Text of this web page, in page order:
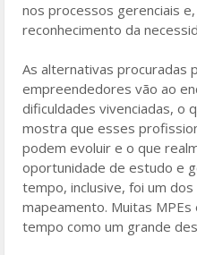
nos processos gerenciais
reconhecimento da
As alternativas procuradas
empreendedores vão ao
dificuldades vivenciadas, o
mostra que esses
podem evoluir e o que
oportunidade de estudo e
tempo, inclusive, foi um
mapeamento. Muitas
tempo como um grande